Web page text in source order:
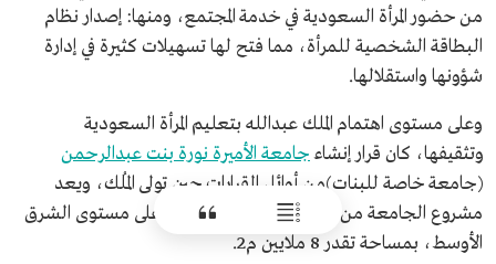
من حضور المرأة السعودية في خدمة المجتمع، ومنها: إصدار نظام
البطاقة الشخصية للمرأة، مما فتح لها تسهيلات كثيرة في إدارة
شؤونها واستقلالها.
وعلى مستوى اهتمام الملك عبدالله بتعليم المرأة السعودية
وتثقيفها، كان قرار إنشاءجامعة الأميرة نورة بنت عبدالرحمن
(جامعة خاصة للبنات)من أوائل القرارات حين تولى المُلك، ويعد
مشروع الجامعة من أضخم المشاريع الجامعية على مستوى الشرق
الأوسط، بمساحة تقدر 8 ملايين م2.